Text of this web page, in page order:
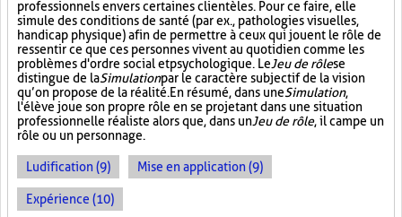
professionnels envers certaines clientèles. Pour ce faire, elle
simule des conditions de santé (par ex., pathologies visuelles,
handicap physique) afin de permettre à ceux qui jouent le rôle de
ressentir ce que ces personnes vivent au quotidien comme les
problèmes d'ordre social et psychologique. LeJeu de rôlese
distingue de laSimulationpar le caractère subjectif de la vision
qu’on propose de la réalité. En résumé, dans uneSimulation,
l'élève joue son propre rôle en se projetant dans une situation
professionnelle réaliste alors que, dans unJeu de rôle, il campe un
rôle ou un personnage.
Ludification (9) Mise en application (9)
Expérience (10)